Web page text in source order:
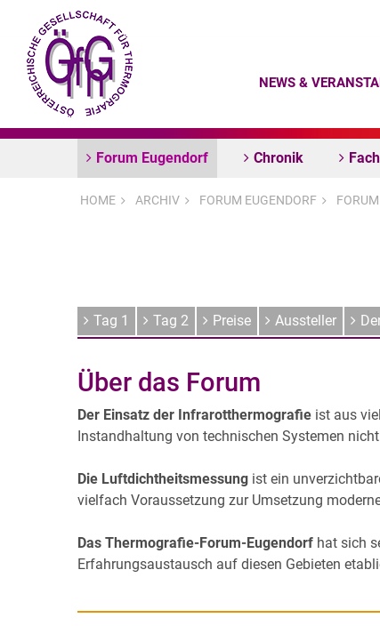
NEWS &
Forum Eugendorf Chronik
HOME ARCHIV FORUM EUGENDORF
Tag 1 Tag 2 Preise Aussteller
Über das Forum
Der Einsatz der Infrarotthermografie ist aus
Instandhaltung von technischen Systemen
Die Luftdichtheitsmessung ist ein
vielfach Voraussetzung zur Umsetzung
Das Thermografie-Forum-Eugendorf hat sich
Erfahrungsaustausch auf diesen Gebieten